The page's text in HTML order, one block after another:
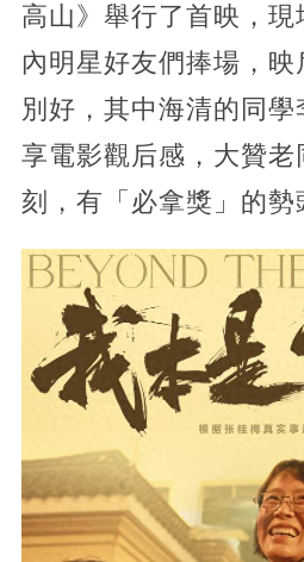
高山》舉行了首映，現
內明星好友們捧場，
別好，其中海清的同
享電影觀后感，大贊老
刻，有「必拿獎」的勢